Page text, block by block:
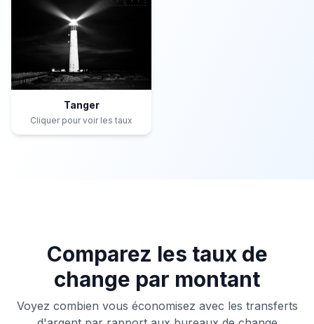
Tanger
Cliquer pour voir les taux
Comparez les taux de
change par montant
Voyez combien vous économisez avec les transferts